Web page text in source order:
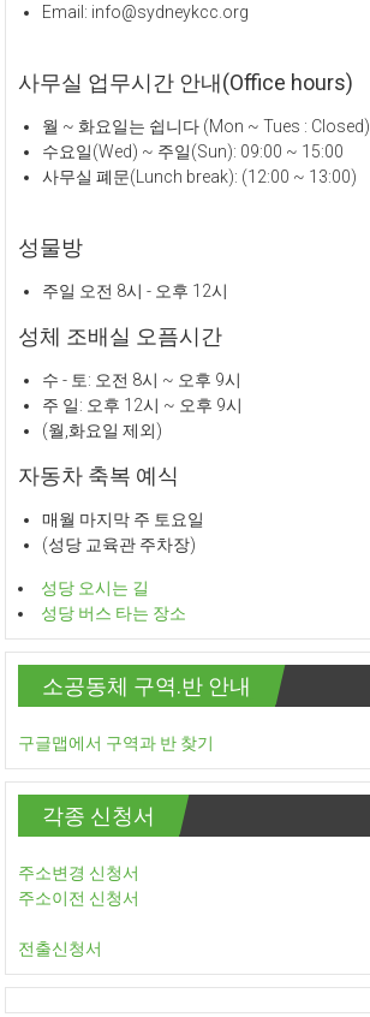
Email: info@sydneykcc.org
사무실 업무시간 안내(Office hours)
월 ~ 화요일는 쉽니다 (Mon ~ Tues : Closed)
수요일(Wed) ~ 주일(Sun): 09:00 ~ 15:00
사무실 폐문(Lunch break): (12:00 ~ 13:00)
성물방
주일 오전 8시 - 오후 12시
성체 조배실 오픔시간
수 - 토: 오전 8시 ~ 오후 9시
주 일: 오후 12시 ~ 오후 9시
(월,화요일 제외)
자동차 축복 예식
매월 마지막 주 토요일
(성당 교육관 주차장)
성당 오시는 길
성당 버스 타는 장소
소공동체 구역.반 안내
구글맵에서 구역과 반 찾기
각종 신청서
주소변경 신청서
주소이전 신청서
전출신청서